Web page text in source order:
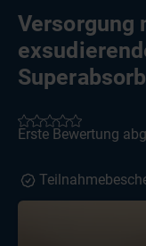
Versorgung